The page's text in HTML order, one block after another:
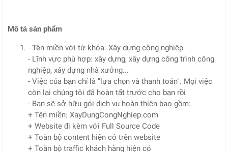
Mô tả sản phẩm
- Tên miền với từ khóa: Xây dựng công nghiệp
- Lĩnh vực phù hợp: xây dựng, xây dựng công trình công
nghiệp, xây dựng nhà xưởng...
- Việc của bạn chỉ là "lựa chọn và thanh toán". Mọi việc
còn lại chúng tôi đã hoàn tất trước cho bạn rồi
- Bạn sẽ sở hữu gói dịch vụ hoàn thiện bao gồm:
+ Tên miền: XayDungCongNghiep.com
+ Website đi kèm với Full Source Code
+ Toàn bộ content hiện có trên website
+ Toàn bộ traffic khách hàng hiện có